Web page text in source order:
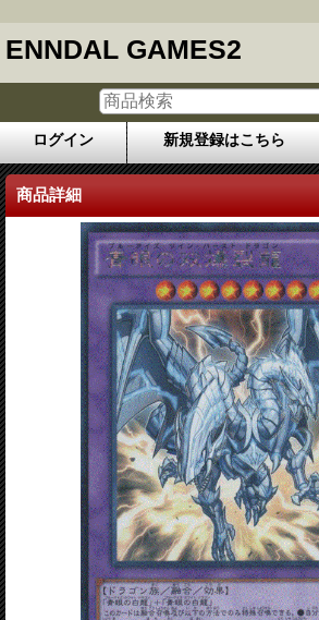
ENNDAL GAMES2
ログイン 新規登録はこちら
商品詳細